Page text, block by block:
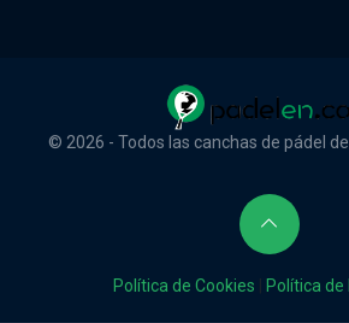
© 2026 - Todos las canchas de pádel
Política de Cookies Política de